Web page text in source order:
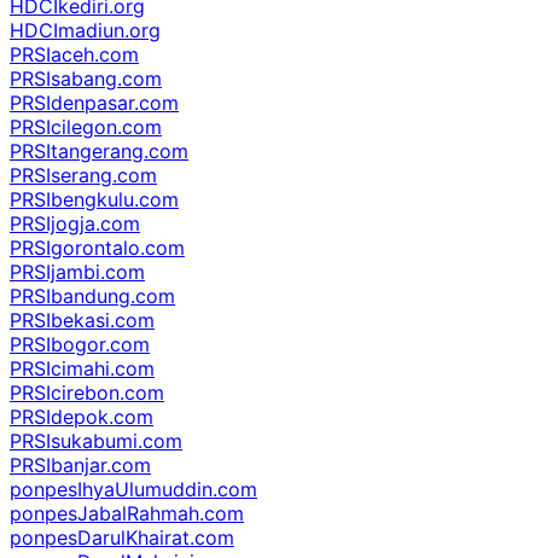
HDCIkediri.org
HDCImadiun.org
PRSIaceh.com
PRSIsabang.com
PRSIdenpasar.com
PRSIcilegon.com
PRSItangerang.com
PRSIserang.com
PRSIbengkulu.com
PRSIjogja.com
PRSIgorontalo.com
PRSIjambi.com
PRSIbandung.com
PRSIbekasi.com
PRSIbogor.com
PRSIcimahi.com
PRSIcirebon.com
PRSIdepok.com
PRSIsukabumi.com
PRSIbanjar.com
ponpesIhyaUlumuddin.com
ponpesJabalRahmah.com
ponpesDarulKhairat.com